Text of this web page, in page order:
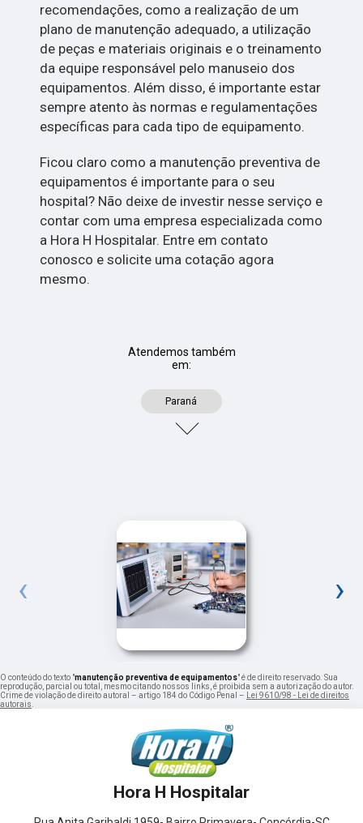
recomendações, como a realização de um
plano de manutenção adequado, a utilização
de peças e materiais originais e o treinamento
da equipe responsável pelo manuseio dos
equipamentos. Além disso, é importante estar
sempre atento às normas e regulamentações
específicas para cada tipo de equipamento.
Ficou claro como a manutenção preventiva de
equipamentos é importante para o seu
hospital? Não deixe de investir nesse serviço e
contar com uma empresa especializada como
a Hora H Hospitalar. Entre em contato
conosco e solicite uma cotação agora
mesmo.
Atendemos também
em:
Paraná
‹ ›
O conteúdo do texto "manutenção preventiva de equipamentos" é de direito reservado. Sua
reprodução, parcial ou total, mesmo citando nossos links, é proibida sem a autorização do autor.
Crime de violação de direito autoral – artigo 184 do Código Penal –
Lei 9610/98 - Lei de direitos
autorais
Hora H Hospitalar